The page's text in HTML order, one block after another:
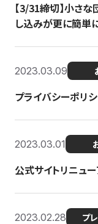
【3/31締切】小さ
し込みが更に簡単
2023.03.09
プライバシーポリ
2023.03.01
公式サイトリニュ
2023.02.28 プ